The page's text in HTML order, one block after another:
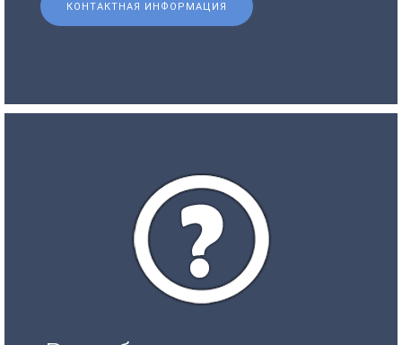
КОНТАКТНАЯ ИНФОРМАЦИЯ